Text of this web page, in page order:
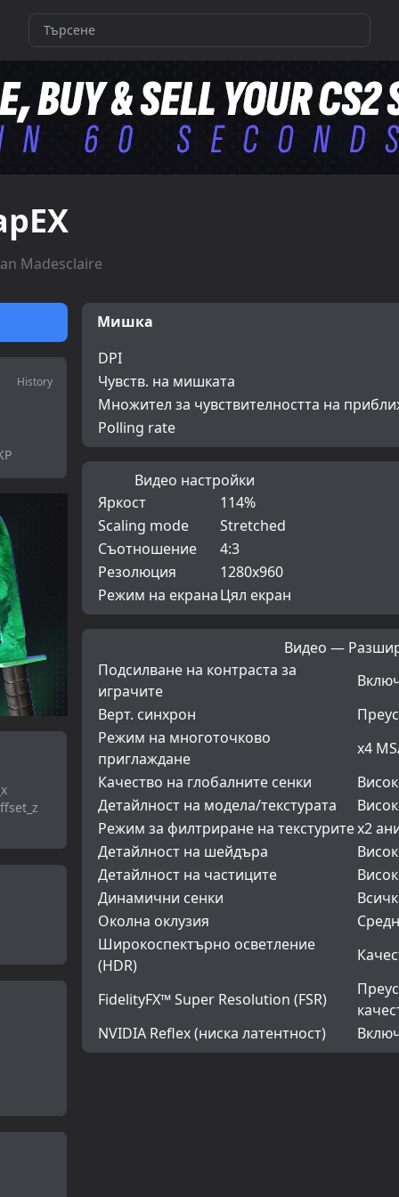
Madesclaire
History
Мишка
DPI
Чувств. на мишката
Множител за чувствителността на
Polling rate
Видео настройки
Яркост
114%
Scaling mode
Stretched
Съотношение
4:3
Резолюция
1280x960
Режим на екранаЦял екран
Видео —
Подсилване на контраста за
играчите
Верт. синхрон
Режим на многоточково
приглаждане
x4
Качество на глобалните сенки
Детайлност на модела/текстурата
Режим за филтриране на текстуритеx2
Детайлност на шейдъра
Детайлност на частиците
Динамични сенки
Околна оклузия
Широкоспектърно осветление
(HDR)
FidelityFX™ Super Resolution (FSR)
NVIDIA Reflex (ниска латентност)